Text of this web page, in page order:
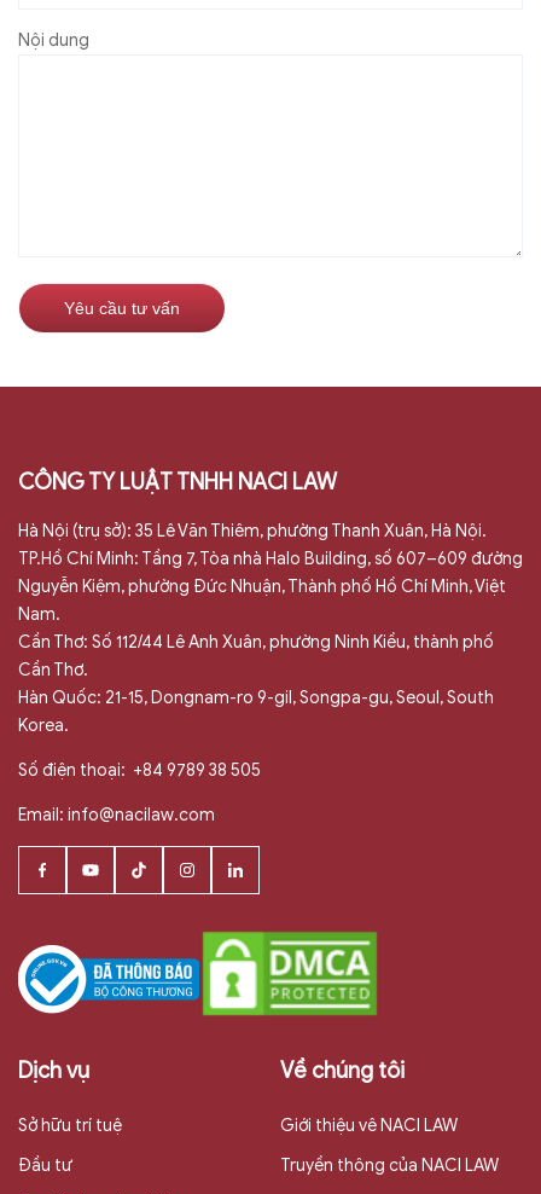
Nội dung
CÔNG TY LUẬT TNHH NACI LAW
Hà Nội (trụ sở): 35 Lê Văn Thiêm, phường Thanh Xuân, Hà Nội.
TP.Hồ Chí Minh: Tầng 7, Tòa nhà Halo Building, số 607–609 đường
Nguyễn Kiệm, phường Đức Nhuận, Thành phố Hồ Chí Minh, Việt
Nam.
Cần Thơ: Số 112/44 Lê Anh Xuân, phường Ninh Kiều, thành phố
Cần Thơ.
Hàn Quốc: 21-15, Dongnam-ro 9-gil, Songpa-gu, Seoul, South
Korea.
Số điện thoại: +84 9789 38 505
Email: info@nacilaw.com
Dịch vụ
Sở hữu trí tuệ
Đầu tư
Về chúng tôi
Giới thiệu vê NACI LAW
Truyền thông của NACI LAW